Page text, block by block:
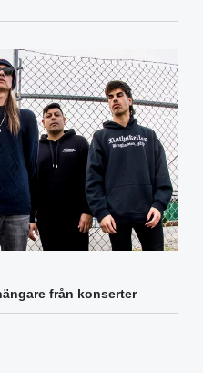
från konserter